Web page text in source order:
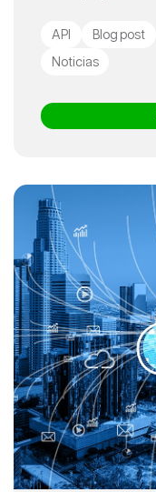
API Blog post
Noticias